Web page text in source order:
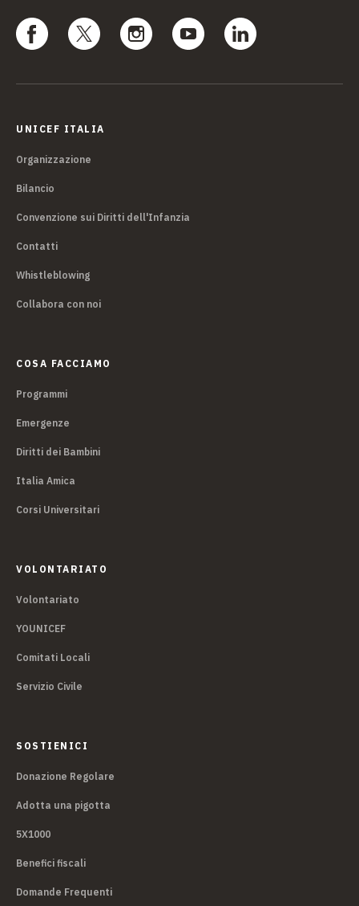
UNICEF ITALIA
Organizzazione
Bilancio
Convenzione sui Diritti dell'Infanzia
Contatti
Whistleblowing
Collabora con noi
COSA FACCIAMO
Programmi
Emergenze
Diritti dei Bambini
Italia Amica
Corsi Universitari
VOLONTARIATO
Volontariato
YOUNICEF
Comitati Locali
Servizio Civile
SOSTIENICI
Donazione Regolare
Adotta una pigotta
5X1000
Benefici fiscali
Domande Frequenti